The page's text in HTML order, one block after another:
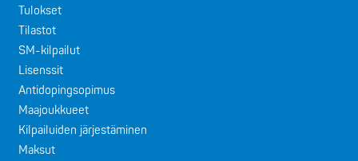
Tulokset
Tilastot
SM-kilpailut
Lisenssit
Antidopingsopimus
Maajoukkueet
Kilpailuiden järjestäminen
Maksut